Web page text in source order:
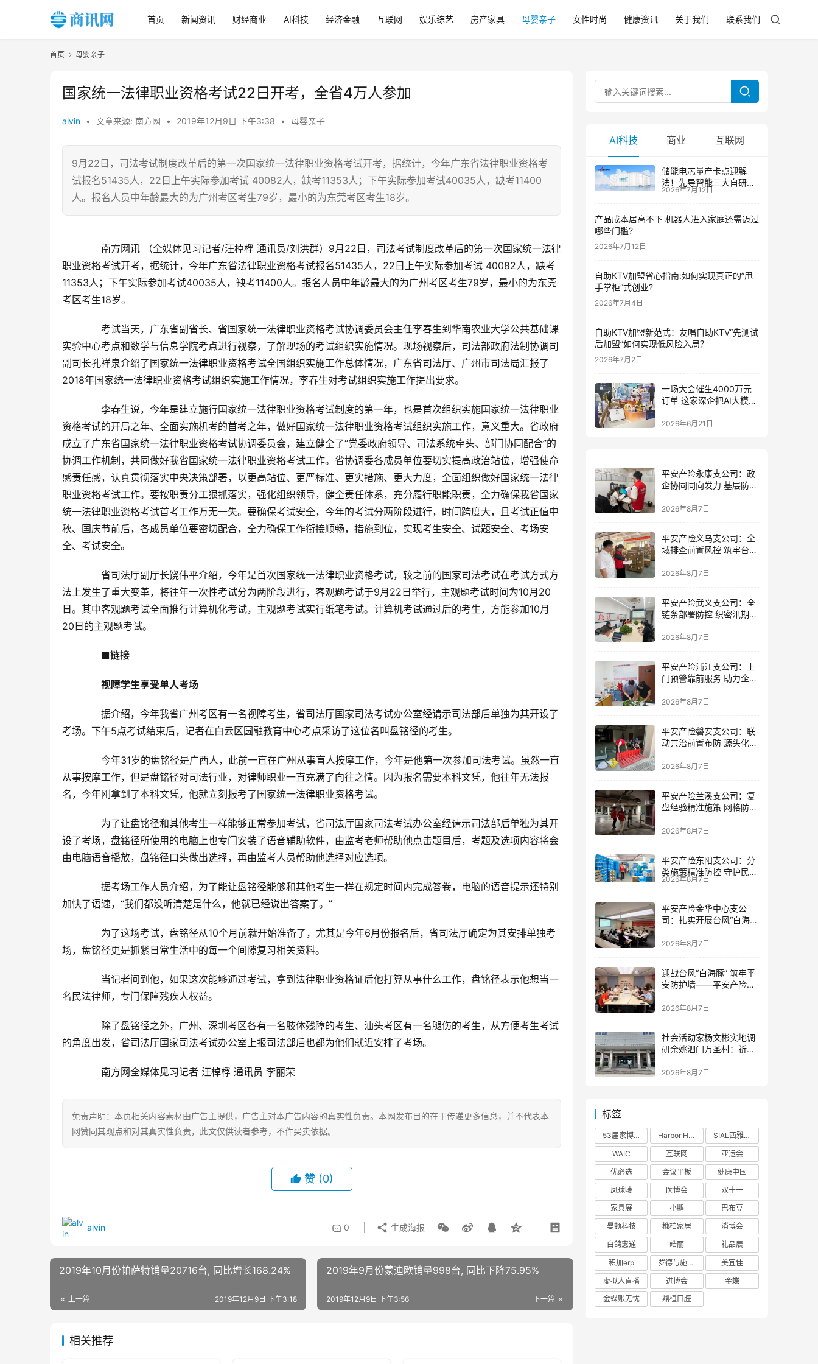
首页 新闻资讯 财经商业 AI科技 经济金融 互联网 娱乐综艺 房产家具 母婴亲子 女性时尚 健康资讯 关于我们 联系我们
首页 母婴亲子
国家统一法律职业资格考试22日开考，全省4万人参加
alvin • 文章来源: 南方网 • 2019年12月9日 下午3:38 • 母婴亲子
9月22日，司法考试制度改革后的第一次国家统一法律职业资格考试开考，据统计，今年广东省法律职业资格考
试报名51435人，22日上午实际参加考试 40082人，缺考11353人；下午实际参加考试40035人，缺考11400
人。报名人员中年龄最大的为广州考区考生79岁，最小的为东莞考区考生18岁。
南方网讯 （全媒体见习记者/汪棹桴 通讯员/刘洪群）9月22日，司法考试制度改革后的第一次国家统一法律
职业资格考试开考，据统计，今年广东省法律职业资格考试报名51435人，22日上午实际参加考试 40082人，缺考
11353人；下午实际参加考试40035人，缺考11400人。报名人员中年龄最大的为广州考区考生79岁，最小的为东莞
考区考生18岁。
考试当天，广东省副省长、省国家统一法律职业资格考试协调委员会主任李春生到华南农业大学公共基础课
实验中心考点和数学与信息学院考点进行视察，了解现场的考试组织实施情况。现场视察后，司法部政府法制协调司
副司长孔祥泉介绍了国家统一法律职业资格考试全国组织实施工作总体情况，广东省司法厅、广州市司法局汇报了
2018年国家统一法律职业资格考试组织实施工作情况，李春生对考试组织实施工作提出要求。
李春生说，今年是建立施行国家统一法律职业资格考试制度的第一年，也是首次组织实施国家统一法律职业
资格考试的开局之年、全面实施机考的首考之年，做好国家统一法律职业资格考试组织实施工作，意义重大。省政府
成立了广东省国家统一法律职业资格考试协调委员会，建立健全了“党委政府领导、司法系统牵头、部门协同配合”的
协调工作机制，共同做好我省国家统一法律职业资格考试工作。省协调委各成员单位要切实提高政治站位，增强使命
感责任感，认真贯彻落实中央决策部署，以更高站位、更严标准、更实措施、更大力度，全面组织做好国家统一法律
职业资格考试工作。要按职责分工狠抓落实，强化组织领导，健全责任体系，充分履行职能职责，全力确保我省国家
统一法律职业资格考试首考工作万无一失。要确保考试安全，今年的考试分两阶段进行，时间跨度大，且考试正值中
秋、国庆节前后，各成员单位要密切配合，全力确保工作衔接顺畅，措施到位，实现考生安全、试题安全、考场安
全、考试安全。
省司法厅副厅长饶伟平介绍，今年是首次国家统一法律职业资格考试，较之前的国家司法考试在考试方式方
法上发生了重大变革，将往年一次性考试分为两阶段进行，客观题考试于9月22日举行，主观题考试时间为10月20
日。其中客观题考试全面推行计算机化考试，主观题考试实行纸笔考试。计算机考试通过后的考生，方能参加10月
20日的主观题考试。
■链接
视障学生享受单人考场
据介绍，今年我省广州考区有一名视障考生，省司法厅国家司法考试办公室经请示司法部后单独为其开设了
考场。下午5点考试结束后，记者在白云区圆融教育中心考点采访了这位名叫盘铭径的考生。
今年31岁的盘铭径是广西人，此前一直在广州从事盲人按摩工作，今年是他第一次参加司法考试。虽然一直
从事按摩工作，但是盘铭径对司法行业，对律师职业一直充满了向往之情。因为报名需要本科文凭，他往年无法报
名，今年刚拿到了本科文凭，他就立刻报考了国家统一法律职业资格考试。
为了让盘铭径和其他考生一样能够正常参加考试，省司法厅国家司法考试办公室经请示司法部后单独为其开
设了考场，盘铭径所使用的电脑上也专门安装了语音辅助软件，由监考老师帮助他点击题目后，考题及选项内容将会
由电脑语音播放，盘铭径口头做出选择，再由监考人员帮助他选择对应选项。
据考场工作人员介绍，为了能让盘铭径能够和其他考生一样在规定时间内完成答卷，电脑的语音提示还特别
加快了语速，“我们都没听清楚是什么，他就已经说出答案了。”
为了这场考试，盘铭径从10个月前就开始准备了，尤其是今年6月份报名后，省司法厅确定为其安排单独考
场，盘铭径更是抓紧日常生活中的每一个间隙复习相关资料。
当记者问到他，如果这次能够通过考试，拿到法律职业资格证后他打算从事什么工作，盘铭径表示他想当一
名民法律师，专门保障残疾人权益。
除了盘铭径之外，广州、深圳考区各有一名肢体残障的考生、汕头考区有一名腿伤的考生，从方便考生考试
的角度出发，省司法厅国家司法考试办公室上报司法部后也都为他们就近安排了考场。
南方网全媒体见习记者 汪棹桴 通讯员 李丽荣
免责声明：本页相关内容素材由广告主提供，广告主对本广告内容的真实性负责。本网发布目的在于传递更多信息，并不代表本
网赞同其观点和对其真实性负责，此文仅供读者参考，不作买卖依据。
赞 (0)
alvin 0 生成海报
2019年10月份帕萨特销量20716台, 同比增长168.24%
上一篇 2019年12月9日 下午3:18
2019年9月份蒙迪欧销量998台, 同比下降75.95%
下一篇
2019年12月9日 下午3:56
相关推荐
AI科技 商业 互联网
储能电芯量产卡点迎解
法！先导智能三大自研技
术攻克大尺寸制芯难题
2026年7月12日
产品成本居高不下 机器人进入家庭还需迈过
哪些门槛?
2026年7月12日
自助KTV加盟省心指南:如何实现真正的”甩
手掌柜”式创业?
2026年7月4日
自助KTV加盟新范式：友唱自助KTV“先测试
后加盟”如何实现低风险入局？
2026年7月2日
一场大会催生4000万元
订单 这家深企把AI大模型
2026年6月21日
平安产险永康支公司：政
企协同同向发力 基层防控
2026年8月7日
平安产险义乌支公司：全
域排查前置风控 筑牢台风
2026年8月7日
平安产险武义支公司：全
链条部署防控 织密汛期安
2026年8月7日
平安产险浦江支公司：上
门预警靠前服务 助力企业
2026年8月7日
平安产险磐安支公司：联
动共治前置布防 源头化解
2026年8月7日
平安产险兰溪支公司：复
盘经验精准施策 网格防控
2026年8月7日
平安产险东阳支公司：分
类施策精准防控 守护民生
民企安全
2026年8月7日
平安产险金华中心支公
司：扎实开展台风“白海
2026年8月7日
迎战台风“白海豚” 筑牢平
安防护墙——平安产险金
风防御工作
2026年8月7日
社会活动家杨文彬实地调
研余姚泗门万圣村：祈盼
真正有获得感
2026年8月7日
标签
53届家博会 Harbor House
SIAL西雅展
WAIC
互联网
亚运会
优必选
会议平板
健康中国
凤球唛
医博会
双十一
家具展
小鹏
巴布豆
曼顿科技
槺柏家居
消博会
白鸽惠递
皓丽
礼品展
积加erp
罗德与施瓦茨
美宜佳
虚拟人直播
进博会
金蝶
金蝶账无忧
鼎植口腔